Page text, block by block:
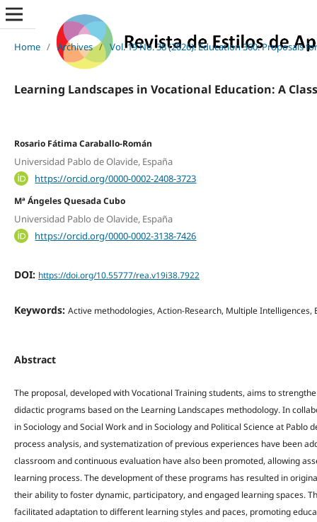
Home / Archives / Vol. 19 No. 38 (2026): Education 360: Proposals
Learning Landscapes in Vocational Education: A
Rosario Fátima Caraballo-Román
Universidad Pablo de Olavide, España
https://orcid.org/0000-0002-2408-3723
Mª Ángeles Quesada Cubo
Universidad Pablo de Olavide, España
https://orcid.org/0000-0002-3138-7426
DOI: https://doi.org/10.55777/rea.v19i38.7922
Keywords: Active methodologies, Action-Research, Multiple Intelligences,
Abstract
The proposal, developed with Vocational Training students, aims to
didactic programs based on the Learning Landscapes methodology. In
in Sociology and Social Work and in Sociology and Political Science at Pablo
process analysis, and systematization of previous experiences have been
classroom and continuous evaluation have also been promoted, allowing
learning process. The development of these programs has resulted in
their ability to foster dynamic, participatory, and engaged learning spaces.
facilitated adaptation to different learning styles and paces, promoting